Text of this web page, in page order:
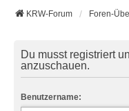
KRW-Forum Foren-
Du musst registriert
anzuschauen.
Benutzername: